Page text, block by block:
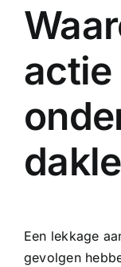
actie
Een lekkage
gevolgen